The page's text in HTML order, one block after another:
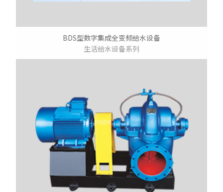
BDS型数字集成全变频给水设备
生活给水设备系列